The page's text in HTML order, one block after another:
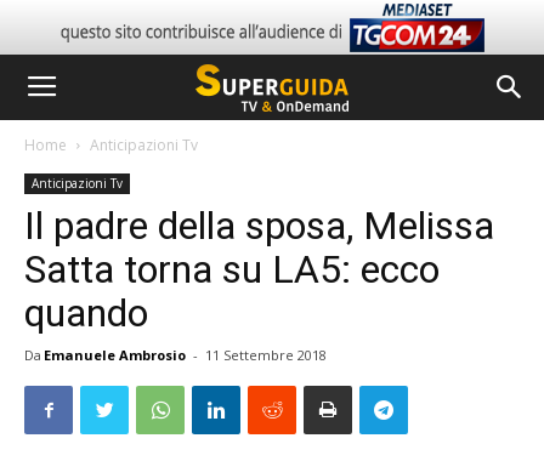
Home Anticipazioni Tv
Anticipazioni Tv
Il padre della sposa, Melissa
Satta torna su LA5: ecco
quando
Da Emanuele Ambrosio - 11 Settembre 2018